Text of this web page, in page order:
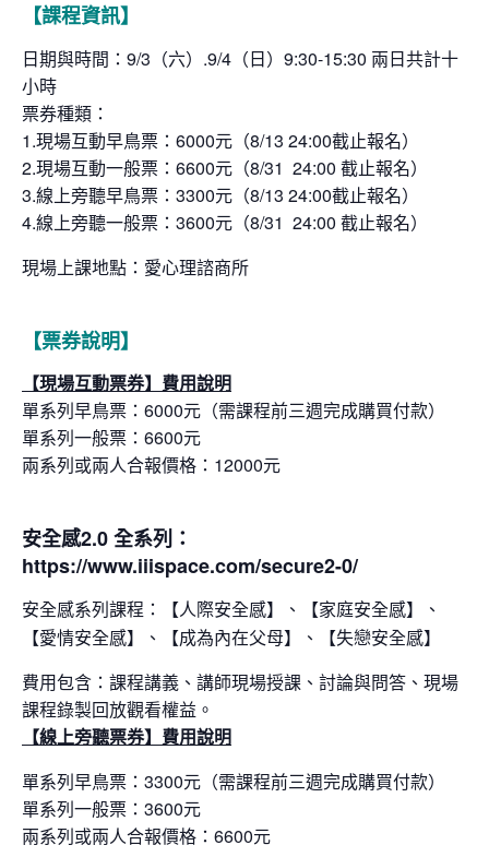
【課程資訊】
日期與時間：9/3（六）.9/4（日）9:30-15:30 兩日共計十
小時
票券種類：
1.現場互動早鳥票：6000元（8/13 24:00截止報名）
2.現場互動一般票：6600元（8/31 24:00 截止報名）
3.線上旁聽早鳥票：3300元（8/13 24:00截止報名）
4.線上旁聽一般票：3600元（8/31 24:00 截止報名）
現場上課地點：愛心理諮商所
【票券說明】
【現場互動票券】費用說明
單系列早鳥票：6000元（需課程前三週完成購買付款）
單系列一般票：6600元
兩系列或兩人合報價格：12000元
安全感2.0 全系列：
https://www.iiispace.com/secure2-0/
安全感系列課程：
【人際安全感】、【家庭安全感】、
【愛情安全感】、【成為內在父母】、【失戀安全感】
費用包含：課程講義、講師現場授課、討論與問答、現場
課程錄製回放觀看權益。
【線上旁聽票券】費用說明
單系列早鳥票：3300元（需課程前三週完成購買付款）
單系列一般票：3600元
兩系列或兩人合報價格：6600元